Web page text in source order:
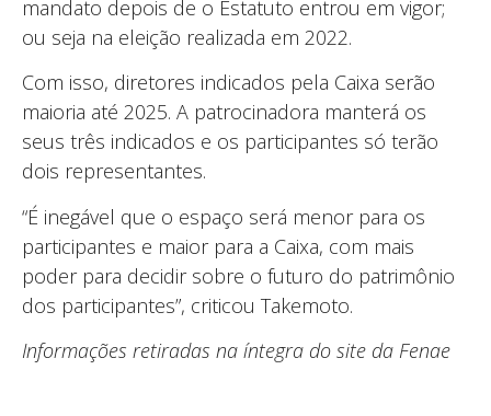
mandato depois de o Estatuto entrou em vigor;
ou seja na eleição realizada em 2022.
Com isso, diretores indicados pela Caixa serão
maioria até 2025. A patrocinadora manterá os
seus três indicados e os participantes só terão
dois representantes.
“É inegável que o espaço será menor para os
participantes e maior para a Caixa, com mais
poder para decidir sobre o futuro do patrimônio
dos participantes”, criticou Takemoto.
Informações retiradas na íntegra do site da Fenae